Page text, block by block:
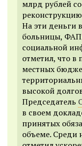
млрд рублей
На эти деньги
больницы,
социальной
отметил, что в
местных
высокой
Председатель
в своем
принятых
объеме. Среди